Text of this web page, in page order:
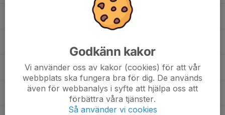
Lilly Stoltz
Lily Lunnegren Salander
Godkänn kakor
Vi använder oss av kakor (cookies) för att vår
webbplats ska fungera bra för dig. De används
även för webbanalys i syfte att hjälpa oss att
förbättra våra tjänster.
Så använder vi cookies